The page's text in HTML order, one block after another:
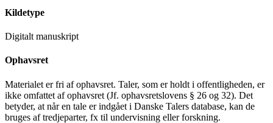
Kildetype
Digitalt manuskript
Ophavsret
Materialet er fri af ophavsret. Taler, som er holdt i offentligheden, er
ikke omfattet af ophavsret (Jf. ophavsretslovens § 26 og 32). Det
betyder, at når en tale er indgået i Danske Talers database, kan de
bruges af tredjeparter, fx til undervisning eller forskning.